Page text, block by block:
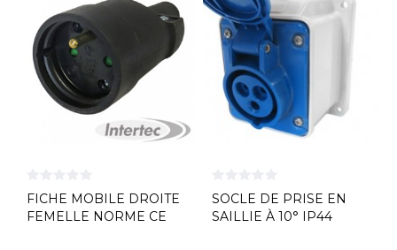
FICHE MOBILE DROITE
FEMELLE NORME CE
SOCLE DE PRISE EN
SAILLIE À 10° IP44